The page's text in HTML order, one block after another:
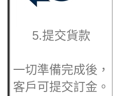
5.提交貨款
一切準備完成後，
客戶可提交訂金。